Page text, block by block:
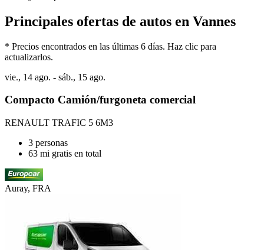
Principales ofertas de autos en Vannes
* Precios encontrados en las últimas 6 días. Haz clic para
actualizarlos.
vie., 14 ago. - sáb., 15 ago.
Compacto Camión/furgoneta comercial
RENAULT TRAFIC 5 6M3
3 personas
63 mi gratis en total
Auray, FRA